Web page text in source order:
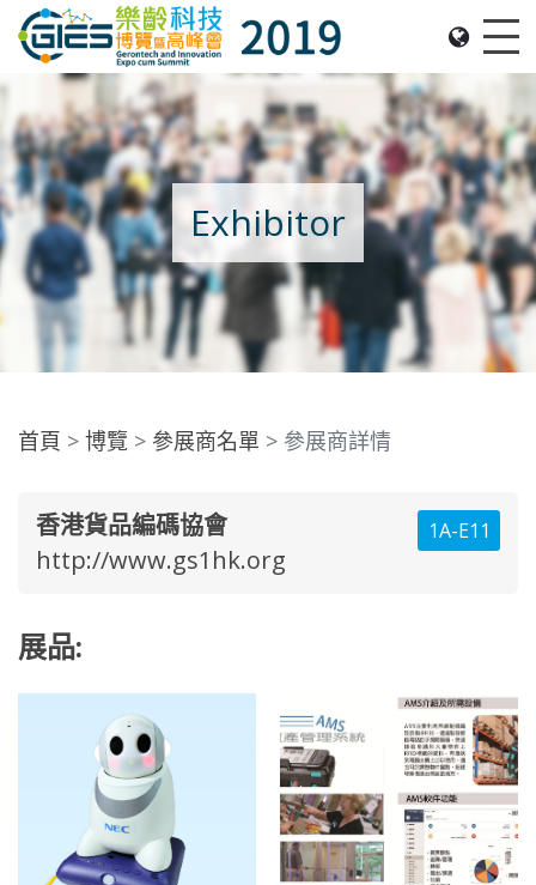
Date: Expo: 21-24 Nov 2019, Summit: 20 Nov 2019,
Exhibitor
首頁 博覽 參展商名單 參展商詳情
1A-E11
香港貨品編碼協會
http://www.gs1hk.org
展品: